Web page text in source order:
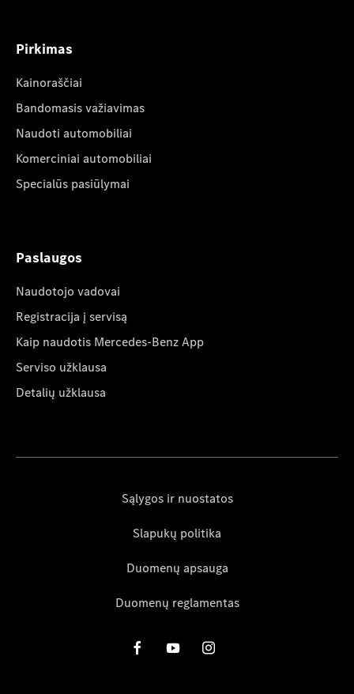
Pirkimas
Kainoraščiai
Bandomasis važiavimas
Naudoti automobiliai
Komerciniai automobiliai
Specialūs pasiūlymai
Paslaugos
Naudotojo vadovai
Registracija į servisą
Kaip naudotis Mercedes-Benz App
Serviso užklausa
Detalių užklausa
Sąlygos ir nuostatos
Slapukų politika
Duomenų apsauga
Duomenų reglamentas